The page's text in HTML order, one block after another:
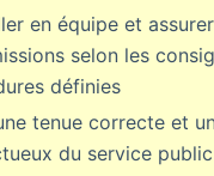
en équipe et
selon les
définies
tenue correcte et
du service